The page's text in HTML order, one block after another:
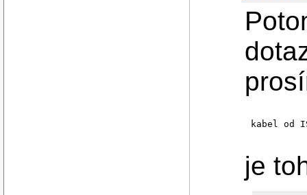
kabel od
je